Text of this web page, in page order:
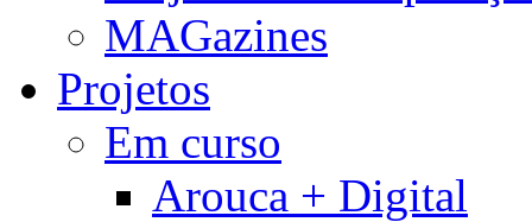
MAGazines
Projetos
Em curso
Arouca + Digital